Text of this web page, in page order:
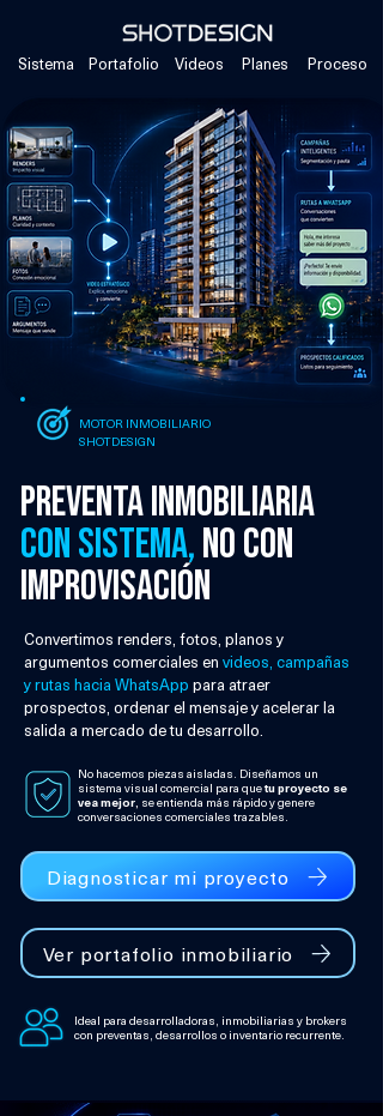
Sistema Portafolio Videos Planes Proceso
MOTOR INMOBILIARIO
SHOTDESIGN
preventa inmobiliaria
con sistema,no con
improvisación
Convertimos renders, fotos, planos y
argumentos comerciales en videos, campañas
y rutas hacia WhatsApp para atraer
prospectos, ordenar el mensaje y acelerar la
salida a mercado de tu desarrollo.
No hacemos piezas aisladas. Diseñamos un
sistema visual comercial para quetu proyecto se
vea mejor, se entienda más rápido y genere
conversaciones comerciales trazables.
Diagnosticar mi proyecto
Ver portafolio inmobiliario
Ideal para desarrolladoras, inmobiliarias y brokers
con preventas, desarrollos o inventario recurrente.